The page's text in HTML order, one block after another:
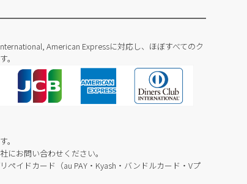
American Expressに対応し、ほぼすべてのク
。
。
にお問い合わせください。
ペイドカード（au PAY・Kyash・バンドルカード・Vプ